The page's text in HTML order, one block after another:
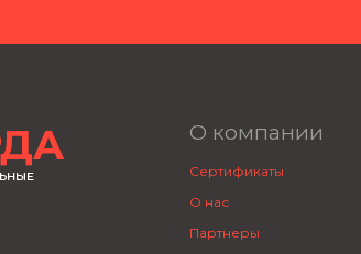
О компании
Сертификаты
О нас
Партнеры